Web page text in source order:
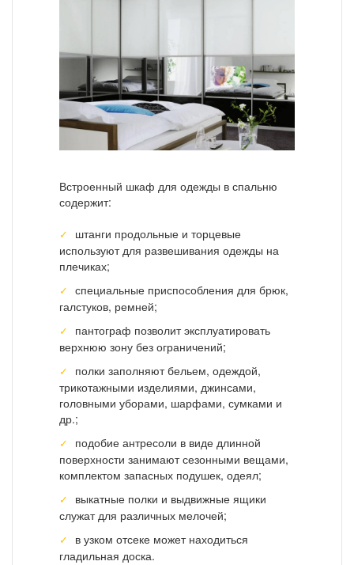
Встроенный шкаф для одежды в спальню
содержит:
штанги продольные и торцевые
используют для развешивания одежды на
плечиках;
специальные приспособления для брюк,
галстуков, ремней;
пантограф позволит эксплуатировать
верхнюю зону без ограничений;
полки заполняют бельем, одеждой,
трикотажными изделиями, джинсами,
головными уборами, шарфами, сумками и
др.;
подобие антресоли в виде длинной
поверхности занимают сезонными вещами,
комплектом запасных подушек, одеял;
выкатные полки и выдвижные ящики
служат для различных мелочей;
в узком отсеке может находиться
гладильная доска.